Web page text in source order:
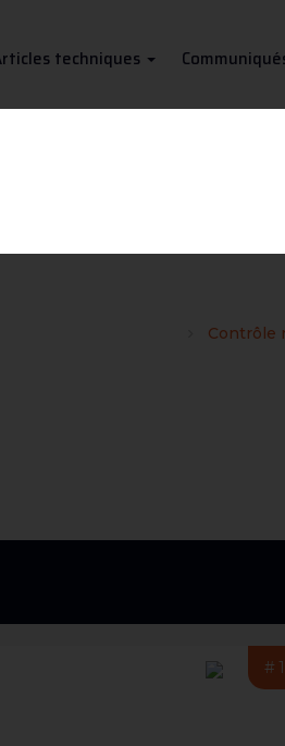
techniques
Contrôle
#1